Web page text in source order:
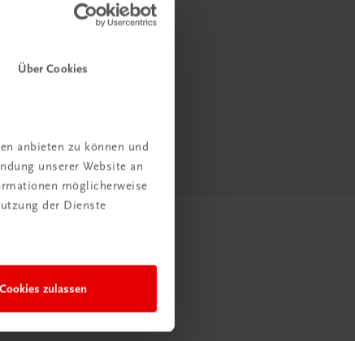
Über Cookies
anbieten zu können und
unserer Website an
möglicherweise
der Dienste
Cookies zulassen